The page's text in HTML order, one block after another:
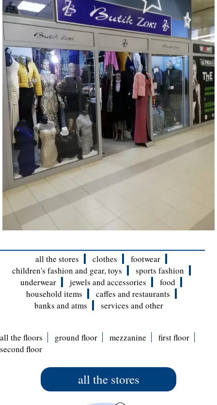
all the stores clothes
footwear
children's fashion and gear, toys
sports fashion
underwear
jewels and accessories
food
household items
caffes and restaurants
banks and atms
services and other
all the floors ground floor mezzanine
first floor
second floor
all the stores